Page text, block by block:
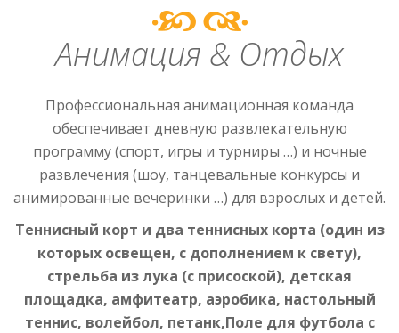
Анимация & Отдых
Профессиональная анимационная команда
обеспечивает дневную развлекательную
программу (спорт, игры и турниры …) и ночные
развлечения (шоу, танцевальные конкурсы и
анимированные вечеринки …) для взрослых и детей.
Теннисный корт и два теннисных корта (один из
которых освещен, с дополнением к свету),
стрельба из лука (с присоской), детская
площадка, амфитеатр, аэробика, настольный
теннис, волейбол, петанк,Поле для футбола с